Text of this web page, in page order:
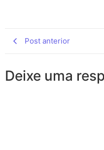
Post anterior
Deixe uma